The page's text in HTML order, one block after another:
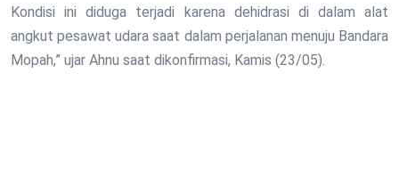
Kondisi ini diduga terjadi karena dehidrasi di dalam alat
angkut pesawat udara saat dalam perjalanan menuju Bandara
Mopah,” ujar Ahnu saat dikonfirmasi, Kamis (23/05).